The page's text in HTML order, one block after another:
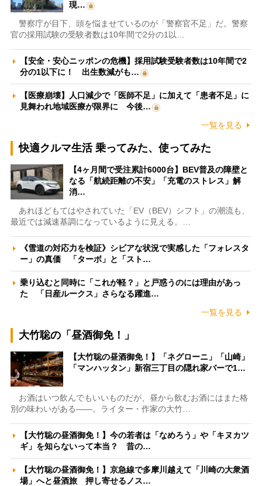
現…
警察庁が目下、頭を悩ませているのが「警察官不足」だ。警察
官の採用試験の受験者数は10年間で2分の1以…
【安全・安心ニッポンの危機】採用試験受験者数は10年間で2
分の1以下に！ 出生数減がも…
【医療崩壊】人口減少で「医師不足」に加えて「患者不足」に
見舞われ地域医療が限界に 今後…
一覧を見る
快適クルマ生活 乗ってみた、使ってみた
【4ヶ月間で受注累計6000台】BEV普及の障壁と
なる「航続距離の不安」「充電のストレス」解
消…
あれほどもてはやされていた「EV（BEV）シフト」の潮流も、
最近では減速基調になっているように見える。…
《雪道の対応力を検証》シビアな状況で実感した「フォレスタ
ー」の真価 「ターボ」と「スト…
乗り込むと同時に「これが軽？」と戸惑うのには理由があっ
た 「日産ルークス」さらなる躍進…
一覧を見る
大竹聡の「昼酒御免！」
【大竹聡の昼酒御免！】「ネグローニ」「山崎」
「マンハッタン」新宿三丁目の隠れ家バーで1…
お酒はいつ飲んでもいいものだが、昼から飲むお酒にはまた格
別の味わいがある――。ライター・作家の大竹…
【大竹聡の昼酒御免！】今の若者は「なめろう」や「キヌカツ
ギ」を知らないって本当？ 昔の…
【大竹聡の昼酒御免！】京急線で多摩川越えて「川崎の大衆酒
場」へと昼酒旅 押し寄せるノス…